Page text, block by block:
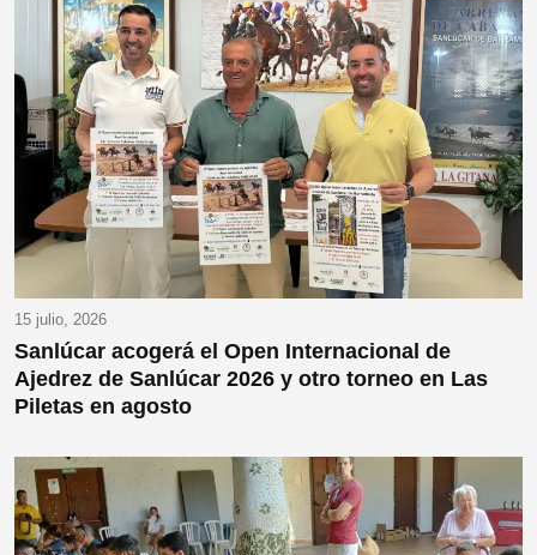
15 julio, 2026
Sanlúcar acogerá el Open Internacional de
Ajedrez de Sanlúcar 2026 y otro torneo en Las
Piletas en agosto